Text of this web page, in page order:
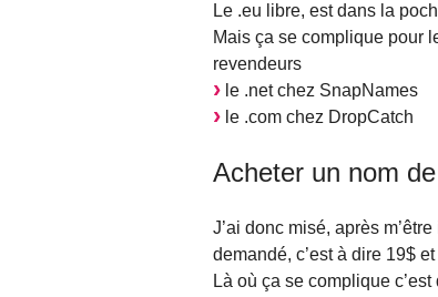
Le .eu libre, est dans la
Mais ça se complique pour
revendeurs
le .net chez SnapNames
le .com chez DropCatch
Acheter un nom
J’ai donc misé, après
demandé, c’est à dire 19$
Là où ça se complique